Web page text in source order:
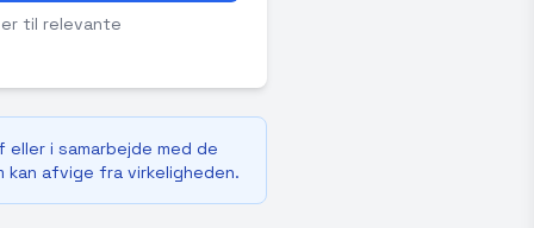
til relevante
i samarbejde med de
afvige fra virkeligheden.